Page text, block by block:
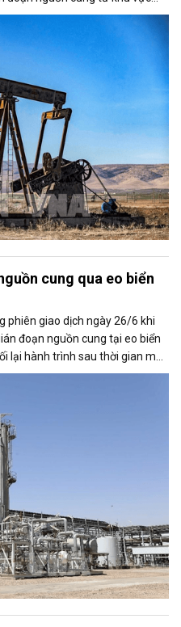
lại đàm phán giữa hai bên đã
cung qua eo biển
phiên giao dịch ngày 26/6 khi
đoạn nguồn cung tại eo biển
lại hành trình sau thời gian mắc
rủi ro địa chính trị tại khu